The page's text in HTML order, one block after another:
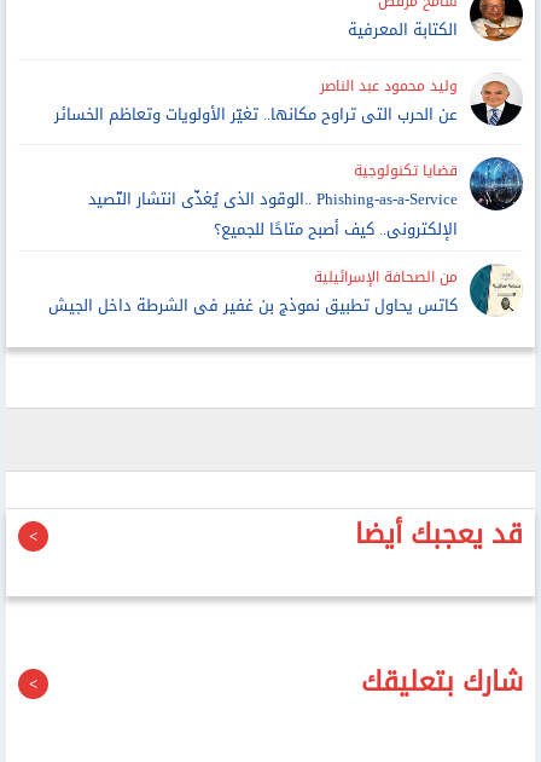
الكتابة المعرفية
وليد محمود عبد الناصر
عن الحرب التى تراوح مكانها.. تغيّر الأولويات وتعاظم الخسائر
قضايا تكنولوجية
Phishing-as-a-Service ..الوقود الذى يُغذّى انتشار التّصيد
الإلكترونى.. كيف أصبح متاحًا للجميع؟
من الصحافة الإسرائيلية
كاتس يحاول تطبيق نموذج بن غفير فى الشرطة داخل الجيش
قد يعجبك أيضا
شارك بتعليقك